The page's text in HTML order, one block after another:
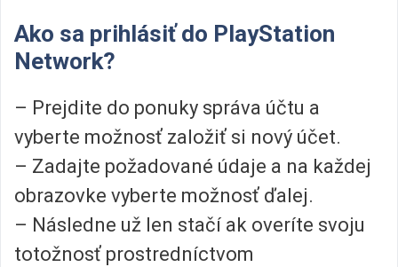
Ako sa prihlásiť do PlayStation
Network?
– Prejdite do ponuky správa účtu a
vyberte možnosť založiť si nový účet.
– Zadajte požadované údaje a na každej
obrazovke vyberte možnosť ďalej.
– Následne už len stačí ak overíte svoju
totožnosť prostredníctvom